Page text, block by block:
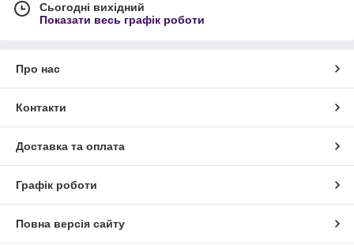
Сьогодні вихідний
Показати весь графік роботи
Про нас
Контакти
Доставка та оплата
Графік роботи
Повна версія сайту